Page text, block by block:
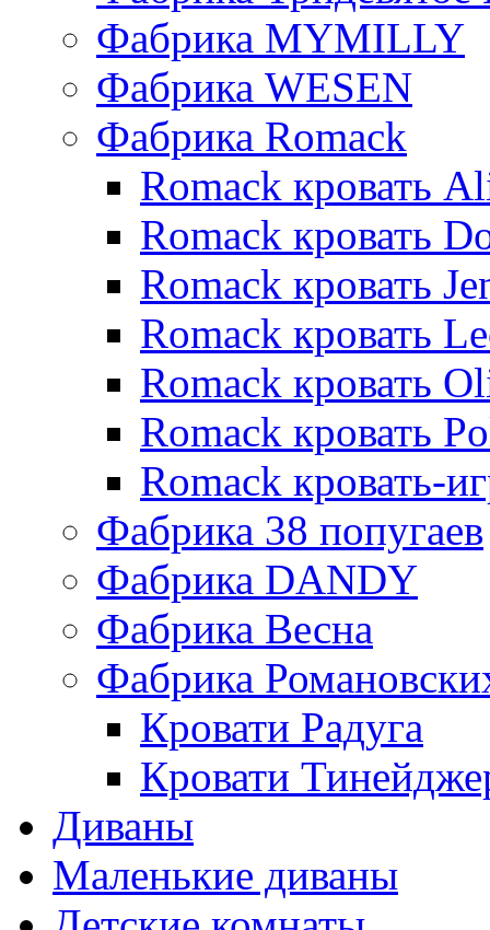
Фабрика MYMILLY
Фабрика WESEN
Фабрика Romack
Romack кровать
Romack кровать
Romack кровать
Romack кровать
Romack кровать
Romack кровать
Romack кровать-
Фабрика 38 попугаев
Фабрика DАNDY
Фабрика Весна
Фабрика
Кровати Радуга
Кровати
Диваны
Маленькие диваны